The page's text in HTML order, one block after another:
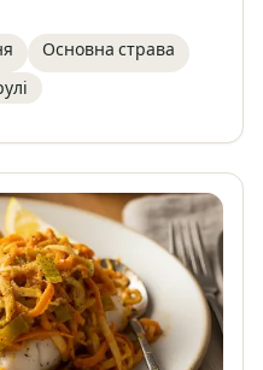
підходить для
Відмінно смакує з
Основна страва